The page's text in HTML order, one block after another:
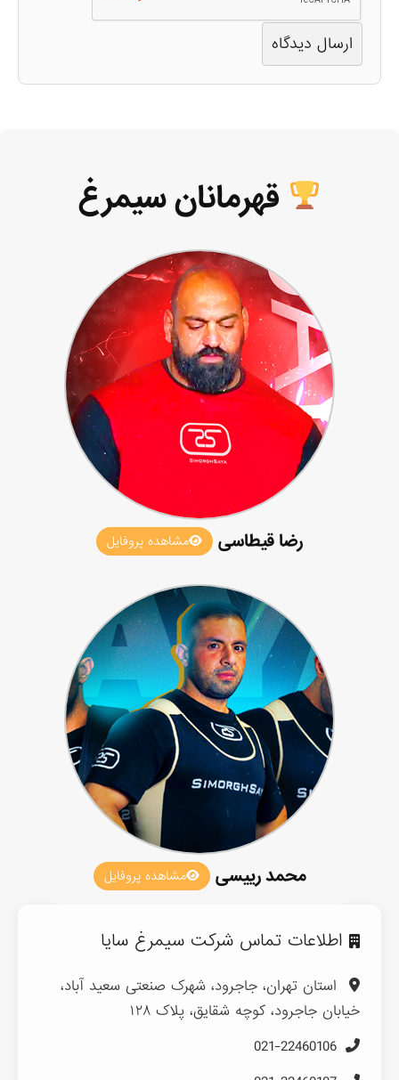
قهرمانان سیمرغ
رضا قیطاسی مشاهده پروفایل
محمد رییسی مشاهده پروفایل
اطلاعات تماس شرکت سیمرغ سایا
استان تهران، جاجرود، شهرک صنعتی سعید آباد،
خیابان جاجرود، کوچه شقایق، پلاک ۱۲۸